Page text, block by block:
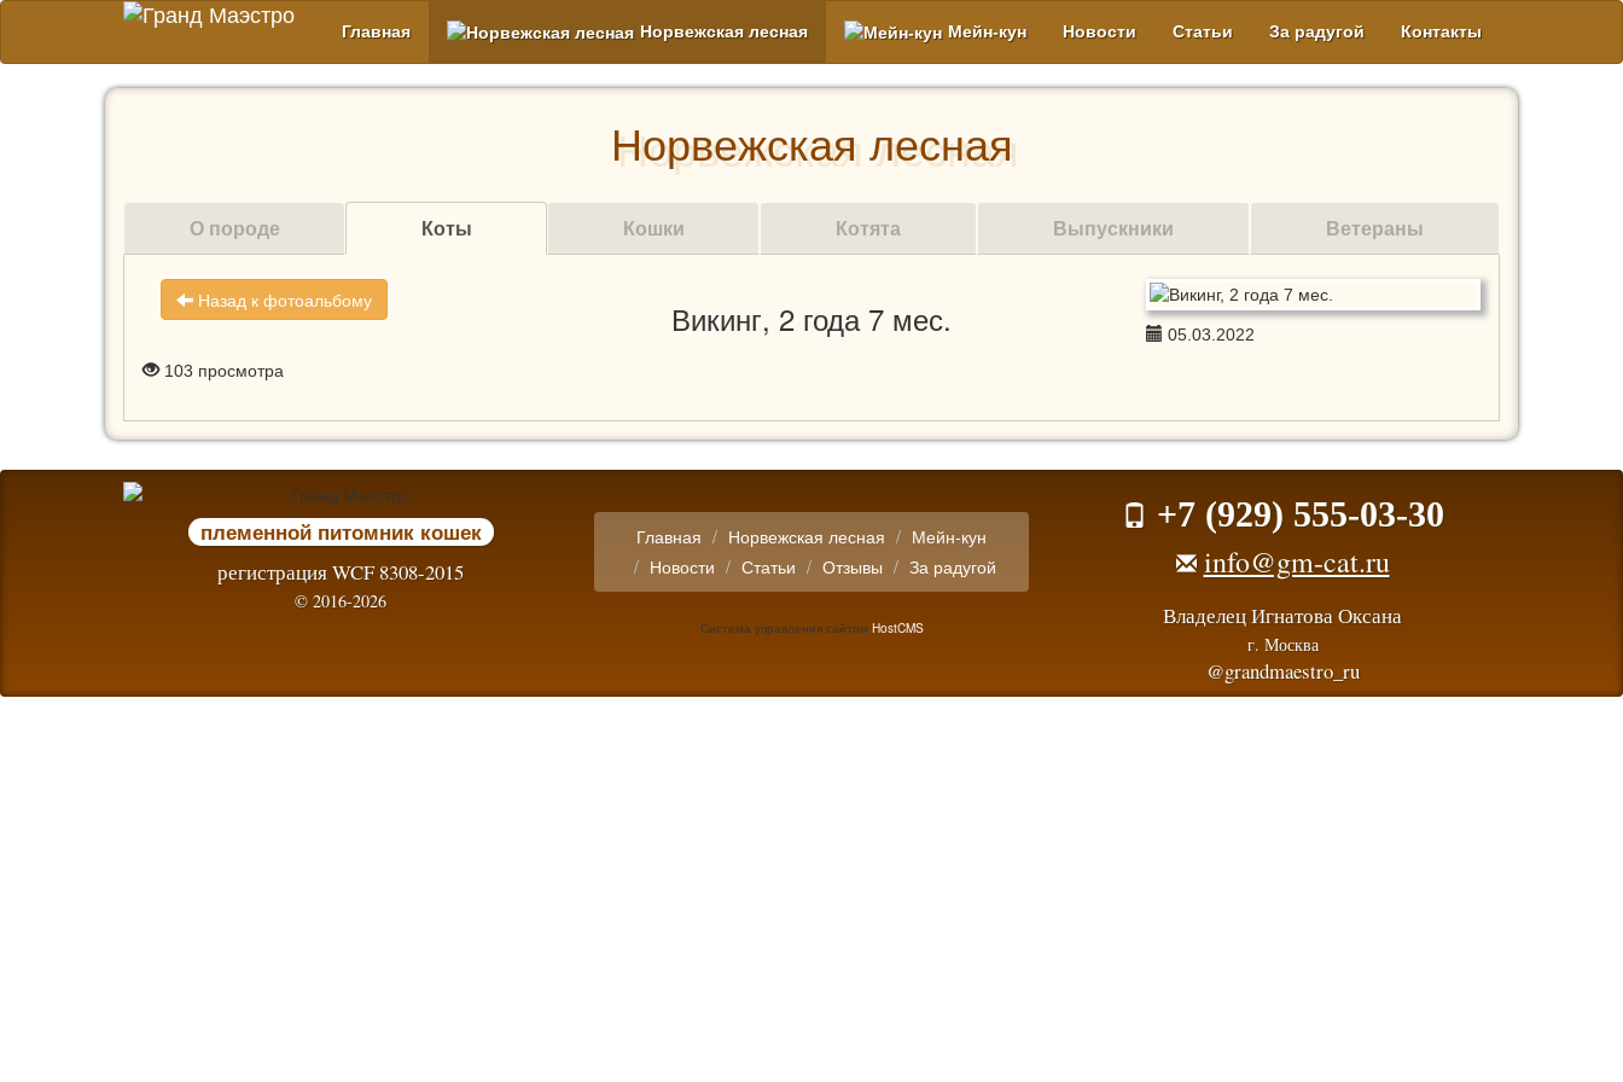
Главная Норвежская лесная Мейн-кун Новости Статьи За радугой Контакты
Норвежская лесная
О породе Коты Кошки Котята Выпускники Ветераны
Назад к фотоальбому Викинг, 2 года 7 мес.
05.03.2022
103 просмотра
племенной питомник кошек
регистрация WCF 8308-2015
© 2016-2026
+7 (929) 555-03-30
info@gm-cat.ru
Владелец Игнатова Оксана
г. Москва
@grandmaestro_ru
Главная Норвежская лесная
Мейн-кун
Новости
Статьи Отзывы За радугой
Система управления сайтом HostCMS